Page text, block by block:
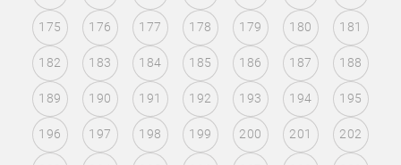
175 176 177 178 179 180 181
182 183 184 185 186 187 188
189 190 191 192 193 194 195
196 197 198 199 200 201 202